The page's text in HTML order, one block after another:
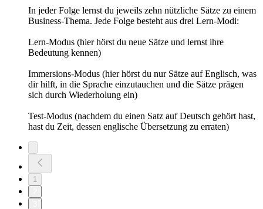
In jeder Folge lernst du jeweils zehn nützliche Sätze zu einem
Business-Thema. Jede Folge besteht aus drei Lern-Modi:
Lern-Modus (hier hörst du neue Sätze und lernst ihre
Bedeutung kennen)
Immersions-Modus (hier hörst du nur Sätze auf Englisch, was
dir hilft, in die Sprache einzutauchen und die Sätze prägen
sich durch Wiederholung ein)
Test-Modus (nachdem du einen Satz auf Deutsch gehört hast,
hast du Zeit, dessen englische Übersetzung zu erraten)
1